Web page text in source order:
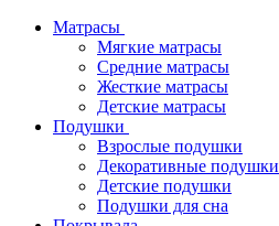
Матрасы
Мягкие матрасы
Средние матрасы
Жесткие матрасы
Детские матрасы
Подушки
Взрослые подушки
Декоративные подушки
Детские подушки
Подушки для сна